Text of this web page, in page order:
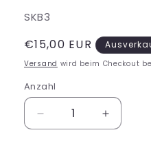
SKU:
SKB3
Normaler
Preis
€15,00 EUR
Versand wird beim Checkout
Anzahl
Verringere
die
Erhöhe
die